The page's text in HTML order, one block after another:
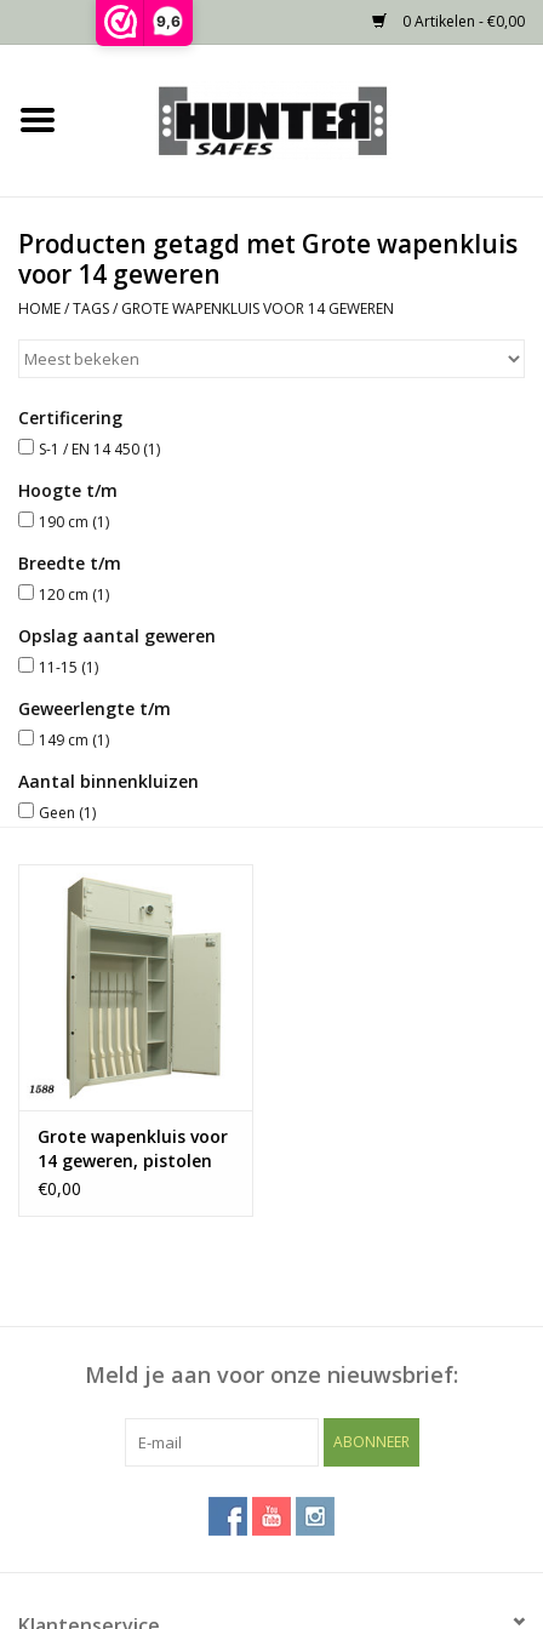
9,6 0 Artikelen - €0,00
Home
Gecertificeerd
Niet gecertificeerd
Recente projecten
Opties
Blog
Producten getagd met Grote wapenkluis
voor 14 geweren
HOME/TAGS/ GROTE WAPENKLUIS VOOR 14 GEWEREN
Certificering
S-1 / EN 14 450 (1)
Hoogte t/m
190 cm (1)
Breedte t/m
120 cm (1)
Opslag aantal geweren
11-15 (1)
Geweerlengte t/m
149 cm (1)
Aantal binnenkluizen
Geen (1)
Grote wapenkluis voor
14 geweren, pistolen
en aparte munitiekluis
€0,00
Meld je aan voor onze nieuwsbrief:
ABONNEER